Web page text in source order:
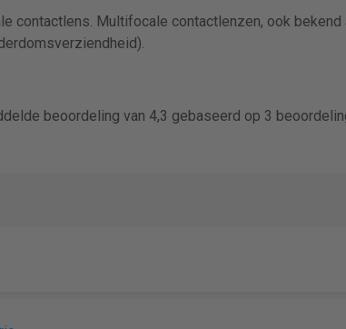
contactlens. Multifocale contactlenzen, ook
beoordeling van 4,3 gebaseerd op 3